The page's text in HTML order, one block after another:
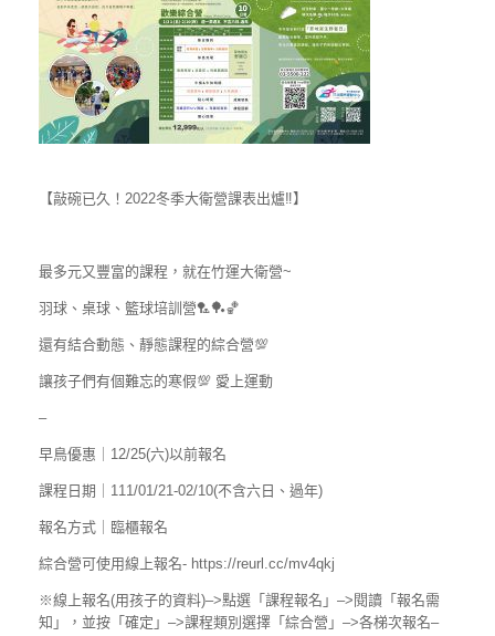
【敲碗已久！2022冬季大衛營課表出爐‼】
最多元又豐富的課程，就在竹運大衛營~
羽球、桌球、籃球培訓營🏸🏓🏀
還有結合動態、靜態課程的綜合營💯
讓孩子們有個難忘的寒假💯 愛上運動
–
早鳥優惠｜12/25(六)以前報名
課程日期｜111/01/21-02/10(不含六日、過年)
報名方式｜臨櫃報名
綜合營可使用線上報名- https://reurl.cc/mv4qkj
※線上報名(用孩子的資料)–>點選「課程報名」–>閱讀「報名需
知」，並按「確定」–>課程類別選擇「綜合營」–>各梯次報名–